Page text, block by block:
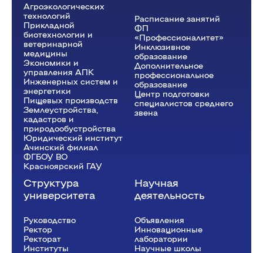
Агроэкологических
технологий
Прикладной
биотехнологии и
ветеринарной
медицины
Экономики и
управления АПК
Инженерных систем и
энергетики
Пищевых производств
Землеустройства,
кадастров и
природообустройства
Юридический институт
Ачинский филиал
ФГБОУ ВО
Красноярский ГАУ
Расписание занятий
ФП
«Профессионалитет»
Инклюзивное
образование
Дополнительное
профессиональное
образование
Центр подготовки
специалистов среднего
звена
Структура
университета
Руководство
Ректор
Рeкторат
Институты
Научная
деятельность
Объявления
Инновационные
лаборатории
Научные школы